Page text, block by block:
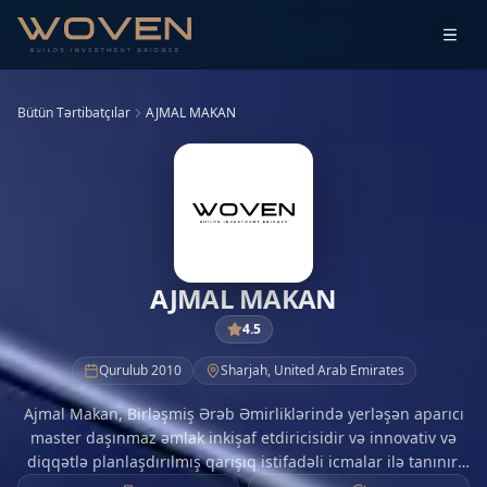
Bütün Tərtibatçılar AJMAL MAKAN
AJMAL MAKAN
4.5
Qurulub 2010 Sharjah, United Arab Emirates
Ajmal Makan, Birləşmiş Ərəb Əmirliklərində yerləşən aparıcı
master daşınmaz əmlak inkişaf etdiricisidir və innovativ və
diqqətlə planlaşdırılmış qarışıq istifadəli icmalar ilə tanınır.